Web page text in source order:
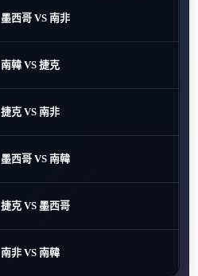
墨西哥 VS 南非
南韓 VS 捷克
捷克 VS 南非
墨西哥 VS 南韓
捷克 VS 墨西哥
南非 VS 南韓